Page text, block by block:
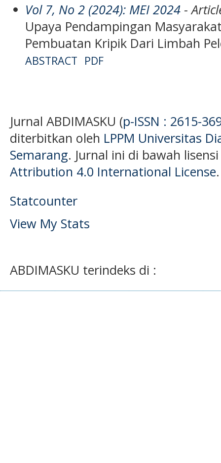
Vol 7, No 2 (2024): MEI 2024 -
Upaya Pendampingan
Pembuatan Kripik Dari Limbah
ABSTRACT PDF
Jurnal ABDIMASKU (p-ISSN : 2615-
diterbitkan oleh LPPM Universitas
Semarang. Jurnal ini di bawah
Attribution 4.0 International License.
Statcounter
View My Stats
ABDIMASKU terindeks di :